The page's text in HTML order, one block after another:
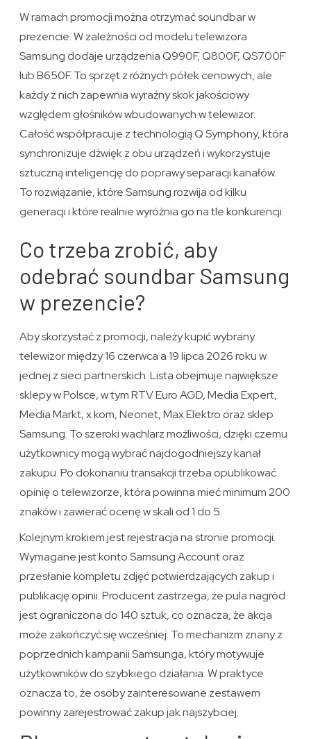
W ramach promocji można otrzymać soundbar w
prezencie. W zależności od modelu telewizora
Samsung dodaje urządzenia Q990F, Q800F, QS700F
lub B650F. To sprzęt z różnych półek cenowych, ale
każdy z nich zapewnia wyraźny skok jakościowy
względem głośników wbudowanych w telewizor.
Całość współpracuje z technologią Q Symphony, która
synchronizuje dźwięk z obu urządzeń i wykorzystuje
sztuczną inteligencję do poprawy separacji kanałów.
To rozwiązanie, które Samsung rozwija od kilku
generacji i które realnie wyróżnia go na tle konkurencji.
Co trzeba zrobić, aby
odebrać soundbar Samsung
w prezencie?
Aby skorzystać z promocji, należy kupić wybrany
telewizor między 16 czerwca a 19 lipca 2026 roku w
jednej z sieci partnerskich. Lista obejmuje największe
sklepy w Polsce, w tym RTV Euro AGD, Media Expert,
Media Markt, x kom, Neonet, Max Elektro oraz sklep
Samsung. To szeroki wachlarz możliwości, dzięki czemu
użytkownicy mogą wybrać najdogodniejszy kanał
zakupu. Po dokonaniu transakcji trzeba opublikować
opinię o telewizorze, która powinna mieć minimum 200
znaków i zawierać ocenę w skali od 1 do 5.
Kolejnym krokiem jest rejestracja na stronie promocji.
Wymagane jest konto Samsung Account oraz
przesłanie kompletu zdjęć potwierdzających zakup i
publikację opinii. Producent zastrzega, że pula nagród
jest ograniczona do 140 sztuk, co oznacza, że akcja
może zakończyć się wcześniej. To mechanizm znany z
poprzednich kampanii Samsunga, który motywuje
użytkowników do szybkiego działania. W praktyce
oznacza to, że osoby zainteresowane zestawem
powinny zarejestrować zakup jak najszybciej.